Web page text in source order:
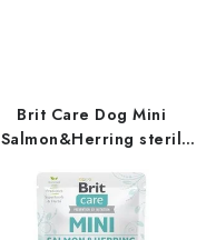
Brit Care Dog Mini
Salmon&Herring steril